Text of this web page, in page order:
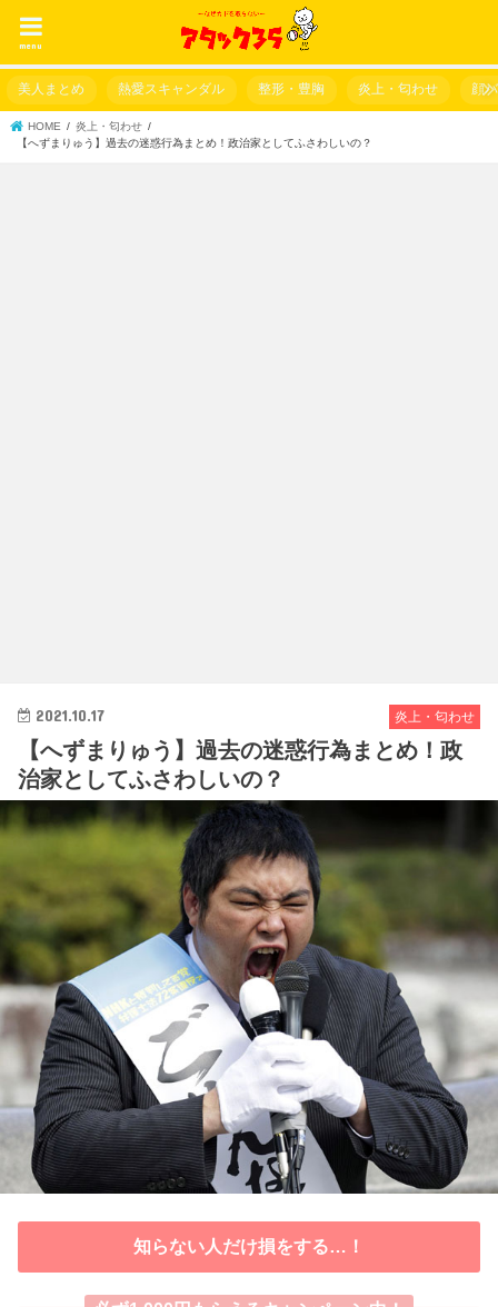
menu
美人まとめ 熱愛スキャンダル 整形・豊胸 炎上・匂わせ 顔
HOME
炎上・匂わせ
【へずまりゅう】過去の迷惑行為まとめ！政治家としてふさわしいの？
炎上・匂わせ
2021.10.17
【へずまりゅう】過去の迷惑行為まとめ！政
治家としてふさわしいの？
知らない人だけ損をする…！